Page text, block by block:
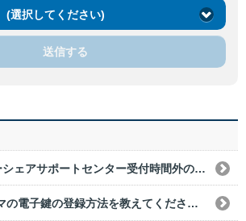
(選択してください)
送信する
オリックスのdカーシェアサポートセンター受付時間外のクルマの電子鍵の登録方法を教えてください。
オリックスのクルマの電子鍵の登録方法を教えてください。